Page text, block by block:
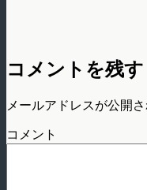
コメントを残す
メールアドレスが公開
コメント